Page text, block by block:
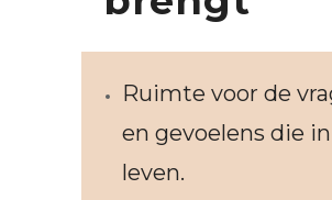
Ruimte voor de
en gevoelens die
leven.